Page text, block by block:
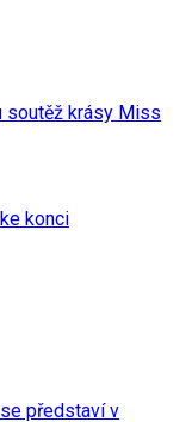
soutěž krásy Miss
konci
představí v